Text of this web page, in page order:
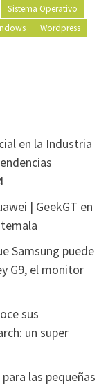
Sistema Operativo
Wordpress
en la Industria
| GeekGT en
Samsung puede
G9, el monitor
sus
un super
las pequeñas